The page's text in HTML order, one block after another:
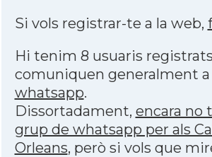
Si vols registrar-te a la web,
Hi tenim 8 usuaris
comuniquen generalment a
whatsapp.
Dissortadament, encara no
grup de whatsapp per als
Orleans, però si vols que